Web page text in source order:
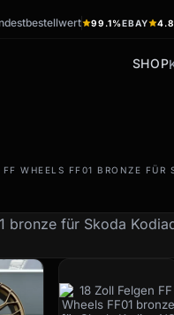
99.1%EBAY 4.8
SHOP
& Felgen
filter_drama
Felgen
WHEELS FF01 BRONZE